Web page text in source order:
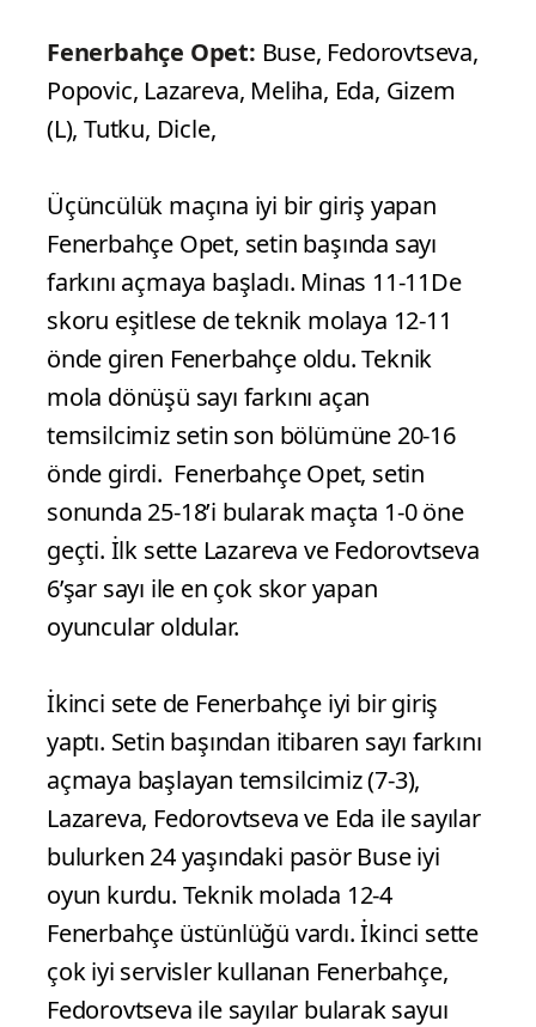
Fenerbahçe Opet: Buse, Fedorovtseva,
Popovic, Lazareva, Meliha, Eda, Gizem
(L), Tutku, Dicle,
Üçüncülük maçına iyi bir giriş yapan
Fenerbahçe Opet, setin başında sayı
farkını açmaya başladı. Minas 11-11De
skoru eşitlese de teknik molaya 12-11
önde giren Fenerbahçe oldu. Teknik
mola dönüşü sayı farkını açan
temsilcimiz setin son bölümüne 20-16
önde girdi. Fenerbahçe Opet, setin
sonunda 25-18’i bularak maçta 1-0 öne
geçti. İlk sette Lazareva ve Fedorovtseva
6’şar sayı ile en çok skor yapan
oyuncular oldular.
İkinci sete de Fenerbahçe iyi bir giriş
yaptı. Setin başından itibaren sayı farkını
açmaya başlayan temsilcimiz (7-3),
Lazareva, Fedorovtseva ve Eda ile sayılar
bulurken 24 yaşındaki pasör Buse iyi
oyun kurdu. Teknik molada 12-4
Fenerbahçe üstünlüğü vardı. İkinci sette
çok iyi servisler kullanan Fenerbahçe,
Fedorovtseva ile sayılar bularak sayuı